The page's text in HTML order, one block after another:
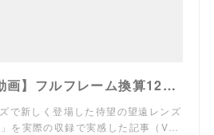
【5月号記事連動動画】フルフレーム換算120㎜ F1.8、コシナNOKTON 60㎜の魅力を実感 | ビデオSALON
で新しく登場した待望の望遠レンズ
を実際の収録で実感した記事（V…